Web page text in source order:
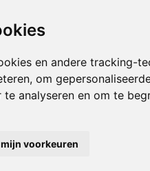
en andere tracking-
om
analyseren en om te
voorkeuren